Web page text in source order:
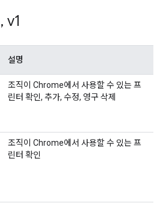
, v1
설명
조직이 Chrome에서 사용할 수 있는 프
린터 확인, 추가, 수정, 영구 삭제
조직이 Chrome에서 사용할 수 있는 프
린터 확인